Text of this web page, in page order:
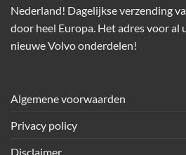
Nederland! Dagelijkse verzending
door heel Europa. Het adres voor al
nieuwe Volvo onderdelen!
Algemene voorwaarden
Privacy policy
Disclaimer